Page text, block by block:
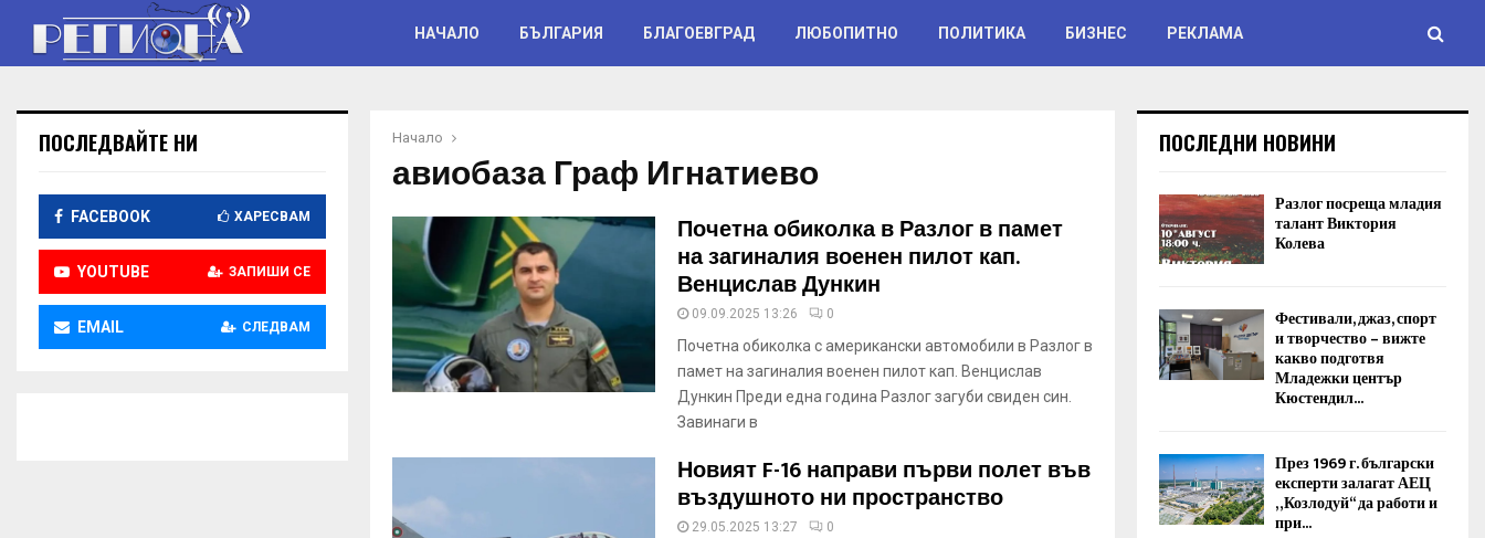
НАЧАЛО БЪЛГАРИЯ БЛАГОЕВГРАД ЛЮБОПИТНО ПОЛИТИКА БИЗНЕС РЕКЛАМА
Начало
авиобаза Граф Игнатиево
Почетна обиколка в Разлог в памет
на загиналия военен пилот кап.
Венцислав Дункин
09.09.2025 13:26 0
Почетна обиколка с американски автомобили в Разлог в
памет на загиналия военен пилот кап. Венцислав
Дункин Преди една година Разлог загуби свиден син.
Завинаги в
Новият F-16 направи първи полет във
въздушното ни пространство
29.05.2025 13:27 0
ПОСЛЕДВАЙТЕ НИ
FACEBOOK ХАРЕСВАМ
YOUTUBE ЗАПИШИ СЕ
EMAIL СЛЕДВАМ
ПОСЛЕДНИ НОВИНИ
Разлог посреща младия
талант Виктория
Колева
Фестивали, джаз, спорт
и творчество – вижте
какво подготвя
Младежки център
Кюстендил...
През 1969 г. български
експерти залагат АЕЦ
„Козлодуй“ да работи и
при...